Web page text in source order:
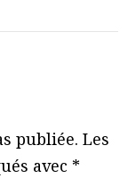
publiée. Les
avec *